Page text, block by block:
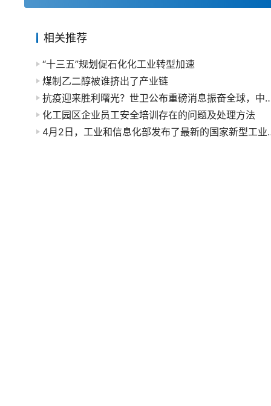
相关推荐
“十三五”规划促石化化工业转型加速
煤制乙二醇被谁挤出了产业链
抗疫迎来胜利曙光？世卫公布重
化工园区企业员工安全培训存在的问题及处理方法
4月2日，工业和信息化部发布了最新的国家新型工业化产业示范基地五星级名单，今年有34家。其中，石油化工领域中仅有一家园区